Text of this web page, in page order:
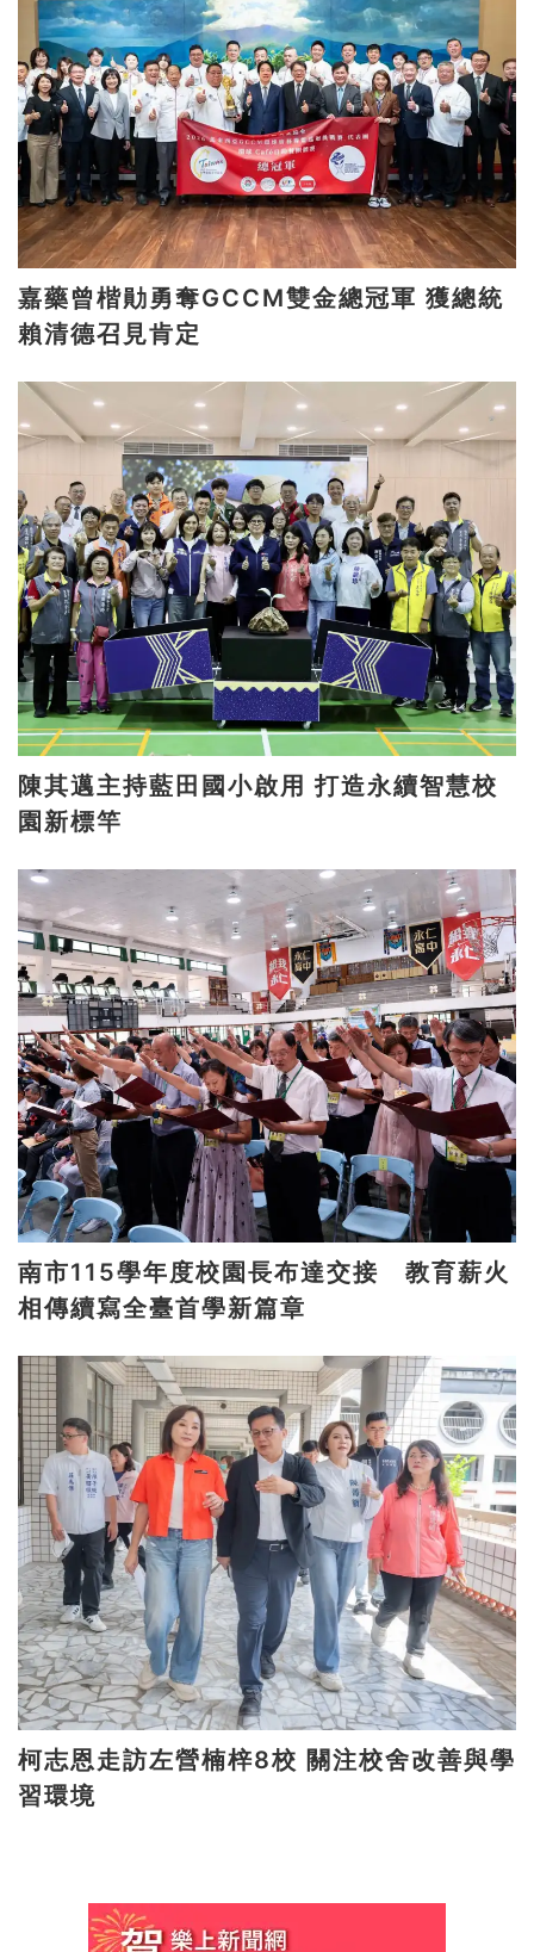
嘉藥曾楷勛勇奪GCCM雙金總冠軍 獲總統
賴清德召見肯定
陳其邁主持藍田國小啟用 打造永續智慧校
園新標竿
南市115學年度校園長布達交接 教育薪火
相傳續寫全臺首學新篇章
柯志恩走訪左營楠梓8校 關注校舍改善與學
習環境